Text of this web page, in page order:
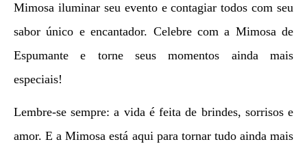
Mimosa iluminar seu evento e contagiar todos com seu
sabor único e encantador. Celebre com a Mimosa de
Espumante e torne seus momentos ainda mais
especiais!
Lembre-se sempre: a vida é feita de brindes, sorrisos e
amor. E a Mimosa está aqui para tornar tudo ainda mais